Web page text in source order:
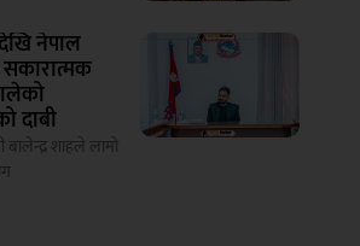
नेपाल
दाबी
बालेन्द्र शाहले लामो